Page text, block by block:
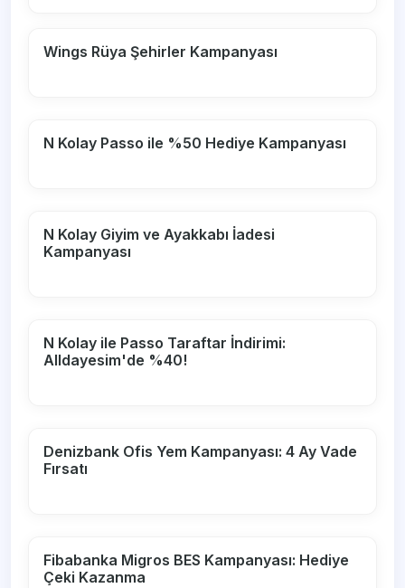
Wings Rüya Şehirler Kampanyası
N Kolay Passo ile %50 Hediye Kampanyası
N Kolay Giyim ve Ayakkabı İadesi
Kampanyası
N Kolay ile Passo Taraftar İndirimi:
Alldayesim'de %40!
Denizbank Ofis Yem Kampanyası: 4 Ay Vade
Fırsatı
Fibabanka Migros BES Kampanyası: Hediye
Çeki Kazanma